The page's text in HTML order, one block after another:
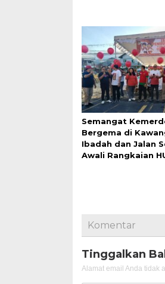
Semangat
Bergema di
Ibadah dan Jalan
Awali Rangkaian
Komentar
Tinggalkan
Alamat email Anda tidak